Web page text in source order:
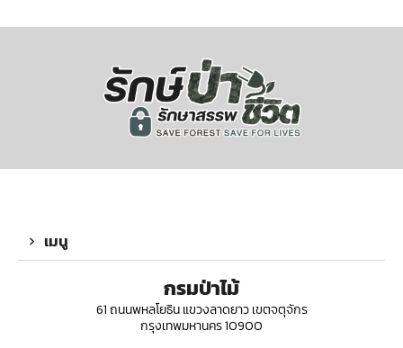
เมนู
กรมป่าไม้
61 ถนนพหลโยธิน แขวงลาดยาว เขตจตุจักร
กรุงเทพมหานคร 10900